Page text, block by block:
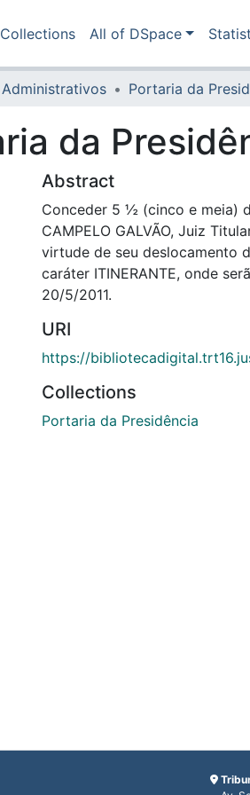
All of DSpace
Portaria da
da
Abstract
Conceder 5 ½ (cinco e meia)
CAMPELO GALVÃO, Juiz
virtude de seu deslocamento
caráter ITINERANTE, onde
20/5/2011.
URI
https://
Collections
Portaria da Presidência